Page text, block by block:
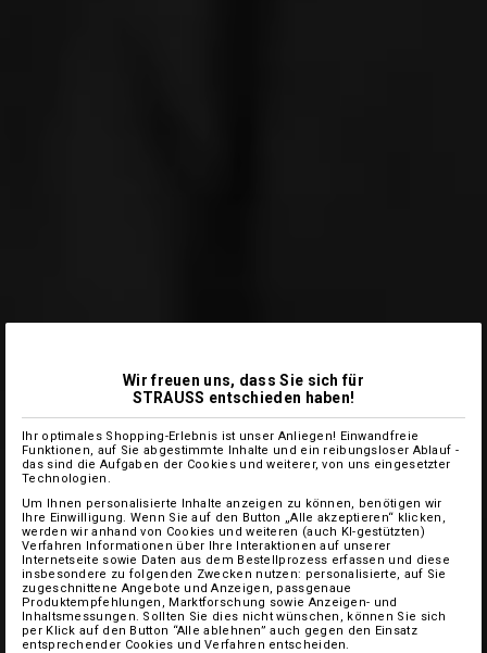
Wir freuen uns, dass Sie sich für
STRAUSS entschieden haben!
Ihr optimales Shopping-Erlebnis ist unser Anliegen! Einwandfreie
Funktionen, auf Sie abgestimmte Inhalte und ein reibungsloser Ablauf -
das sind die Aufgaben der Cookies und weiterer, von uns eingesetzter
Technologien.
Um Ihnen personalisierte Inhalte anzeigen zu können, benötigen wir
Ihre Einwilligung. Wenn Sie auf den Button „Alle akzeptieren“ klicken,
werden wir anhand von Cookies und weiteren (auch KI-gestützten)
Verfahren Informationen über Ihre Interaktionen auf unserer
Internetseite sowie Daten aus dem Bestellprozess erfassen und diese
insbesondere zu folgenden Zwecken nutzen: personalisierte, auf Sie
zugeschnittene Angebote und Anzeigen, passgenaue
Produktempfehlungen, Marktforschung sowie Anzeigen- und
Inhaltsmessungen. Sollten Sie dies nicht wünschen, können Sie sich
per Klick auf den Button “Alle ablehnen” auch gegen den Einsatz
entsprechender Cookies und Verfahren entscheiden.